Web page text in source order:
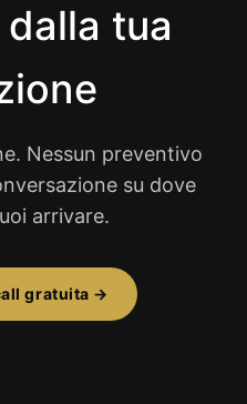
tua
Nessun preventivo
su dove
arrivare.
gratuita →